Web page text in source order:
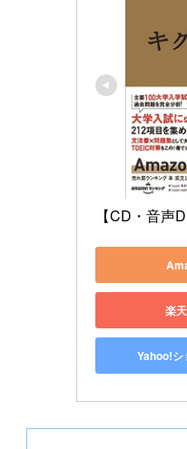
【CD・音声
楽
Yahoo!シ